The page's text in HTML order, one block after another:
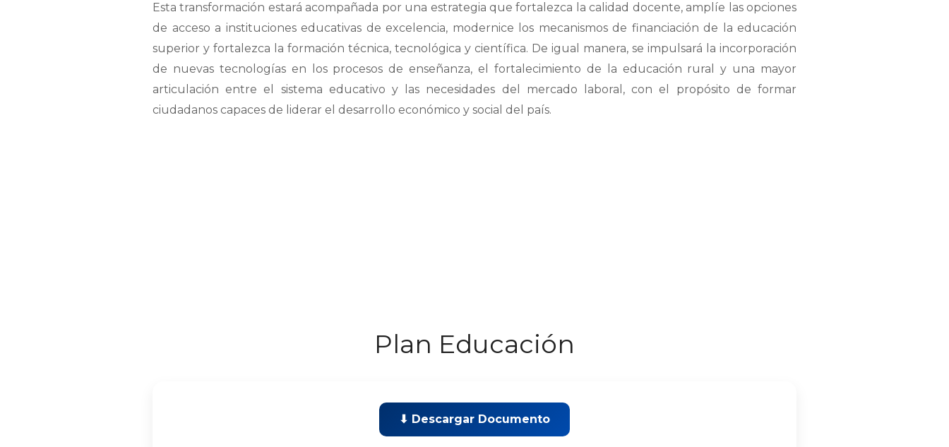
Esta transformación estará acompañada por una estrategia que fortalezca la calidad docente, amplíe las opciones
de acceso a instituciones educativas de excelencia, modernice los mecanismos de financiación de la educación
superior y fortalezca la formación técnica, tecnológica y científica. De igual manera, se impulsará la incorporación
de nuevas tecnologías en los procesos de enseñanza, el fortalecimiento de la educación rural y una mayor
articulación entre el sistema educativo y las necesidades del mercado laboral, con el propósito de formar
ciudadanos capaces de liderar el desarrollo económico y social del país.
Plan Educación
⬇ Descargar Documento